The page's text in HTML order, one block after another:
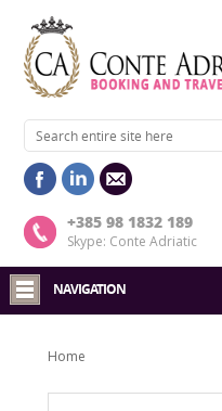
+385 98 1832 189
Skype: Conte Adriatic
NAVIGATION
Home